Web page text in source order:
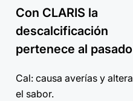
Con CLARIS la
descalcificación
pertenece al pasado
Cal: causa averías y altera
el sabor.